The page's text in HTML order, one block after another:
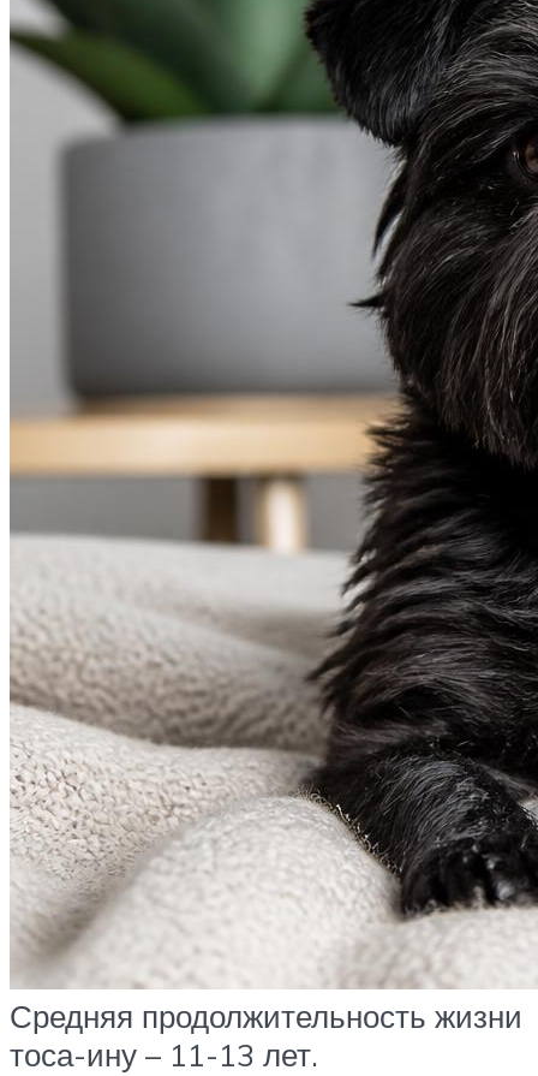
Средняя продолжительность жизни
тоса-ину – 11-13 лет.